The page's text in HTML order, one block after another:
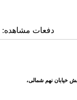
دفعات مشاهده: ۱۸۷۴ بار |
خیابان نهم شمالی،